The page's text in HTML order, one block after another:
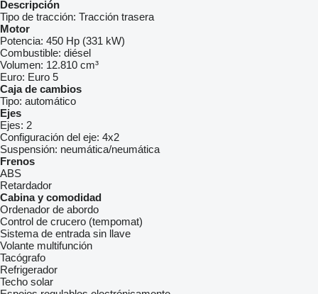
Descripción
Tipo de tracción: Tracción trasera
Motor
Potencia: 450 Hp (331 kW)
Combustible: diésel
Volumen: 12.810 cm³
Euro: Euro 5
Caja de cambios
Tipo: automático
Ejes
Ejes: 2
Configuración del eje: 4x2
Suspensión: neumática/neumática
Frenos
ABS
Retardador
Cabina y comodidad
Ordenador de abordo
Control de crucero (tempomat)
Sistema de entrada sin llave
Volante multifunción
Tacógrafo
Refrigerador
Techo solar